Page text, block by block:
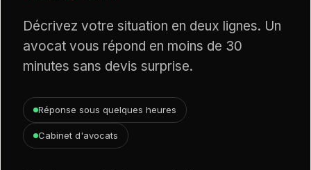
Décrivez votre situation en deux lignes. Un
avocat vous répond en moins de 30
minutes sans devis surprise.
Réponse sous quelques heures
Cabinet d'avocats